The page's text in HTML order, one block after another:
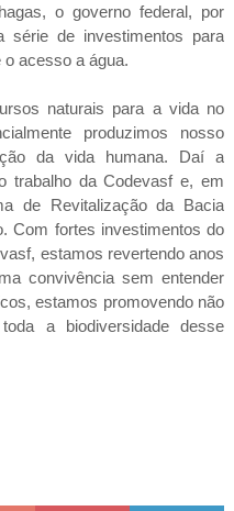
o governo federal, por
série de investimentos para
o acesso a água.
naturais para a vida no
produzimos nosso
da vida humana. Daí a
trabalho da Codevasf e, em
de Revitalização da Bacia
Com fortes investimentos do
estamos revertendo anos
convivência sem entender
estamos promovendo não
a biodiversidade desse